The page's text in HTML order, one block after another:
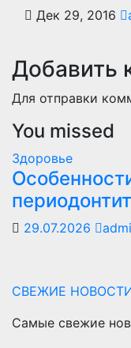
Дек 29, 2016
Добавить
Для отправки
You missed
Здоровье
29.07.2026
СВЕЖИЕ
Самые свежие